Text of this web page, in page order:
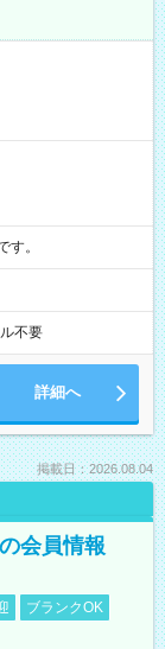
す。
不要
詳細へ
掲載日：2026.08.04
会員情報
ブランクOK